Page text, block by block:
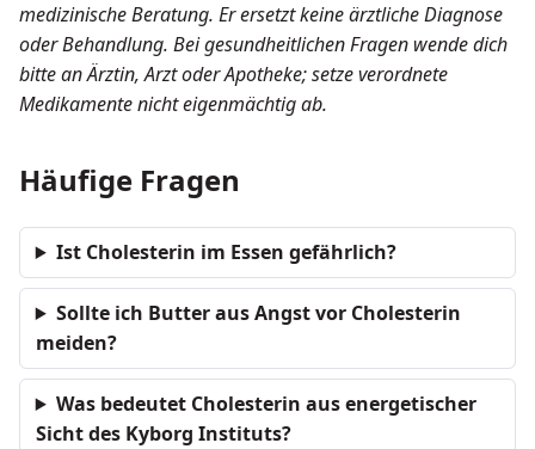
medizinische Beratung. Er ersetzt keine ärztliche Diagnose
oder Behandlung. Bei gesundheitlichen Fragen wende dich
bitte an Ärztin, Arzt oder Apotheke; setze verordnete
Medikamente nicht eigenmächtig ab.
Häufige Fragen
Ist Cholesterin im Essen gefährlich?
Sollte ich Butter aus Angst vor Cholesterin
meiden?
Was bedeutet Cholesterin aus energetischer
Sicht des Kyborg Instituts?